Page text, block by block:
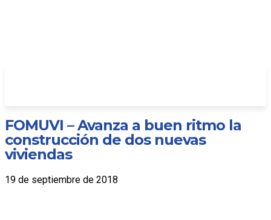
FOMUVI – Avanza a buen ritmo la
construcción de dos nuevas
viviendas
19 de septiembre de 2018